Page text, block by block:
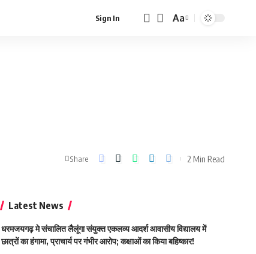
Sign In
Font
Aa
Share 2 Min Read
Latest News
धरमजयगढ़ मे संचालित लैलूंगा संयुक्त एकलव्य आदर्श आवासीय विद्यालय में
छात्रों का हंगामा, प्राचार्य पर गंभीर आरोप; कक्षाओं का किया बहिष्कार!